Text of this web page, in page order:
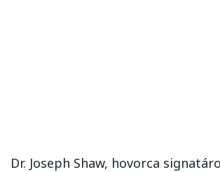
Dr. Joseph Shaw, hovorca